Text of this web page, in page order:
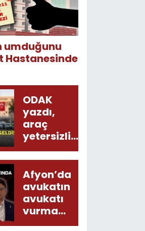
umduğunu
Hastanesinde
ODAK
yazdı,
araç
yetersizliği
gündeme
geldi!
Emniyete
4,5 milyon
liralık
destek
Afyon’da
avukatın
avukatı
vurma
olayında